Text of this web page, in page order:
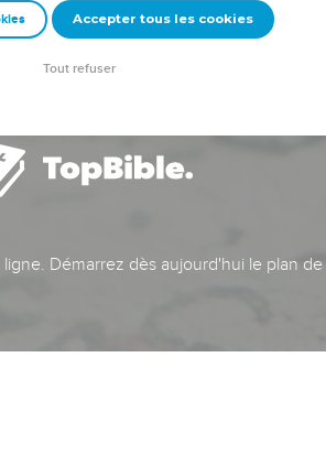
Démarrez dès aujourd'hui le plan
Accepter tous les cookies
Tout refuser